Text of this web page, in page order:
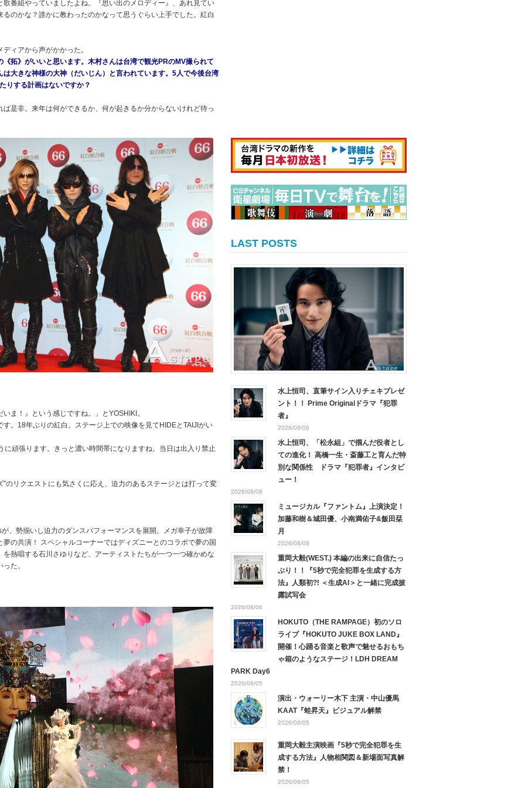
番組やっていましたよね。『思い出のメロディー』、あれ見てい
のかな？誰かに教わったのかなって思うぐらい上手でした。紅白
ィアから声がかかった。
拓》がいいと思います。木村さんは台湾で観光PRのMV撮られて
大きな神様の大神（だいじん）と言われています。5人で今後台湾
りする計画はないですか？
是非。来年は何ができるか、何が起きるか分からないけれど待っ
ま！』という感じですね。」とYOSHIKI。
。18年ぶりの紅白。ステージ上での映像を見てHIDEとTAIJIがい
頑張ります。きっと濃い時間帯になりますね。当日は出入り禁止
のリクエストにも気さくに応え、迫力のあるステージとは打って変
、勢揃いし迫力のダンスパフォーマンスを展開。メガ幸子が故障
の共演！ スペシャルコーナーではディズニーとのコラボで夢の国
熱唱する石川さゆりなど、アーティストたちが一つ一つ確かめな
た。
LAST POSTS
水上恒司、直筆サイン入りチェキプレゼ
ント！！ Prime Originalドラマ『犯罪
者』
2026/08/06
水上恒司、「松永組」で掴んだ役者とし
ての進化！ 高橋一生・斎藤工と育んだ特
別な関係性 ドラマ『犯罪者』インタビ
ュー！
2026/08/06
ミュージカル『ファントム』上演決定！
加藤和樹＆城田優、小南満佑子&飯田栞
月
2026/08/06
重岡大毅(WEST.) 本編の出来に自信たっ
ぷり！！『5秒で完全犯罪を生成する方
法』人類初?! ＜生成AI＞と一緒に完成披
露試写会
2026/08/06
HOKUTO（THE RAMPAGE）初のソロ
ライブ『HOKUTO JUKE BOX LAND』
開催！心踊る音楽と歌声で魅せるおもち
ゃ箱のようなステージ！LDH DREAM
PARK Day6
2026/08/05
演出・ウォーリー木下 主演・中山優馬
KAAT『蛙昇天』ビジュアル解禁
2026/08/05
重岡大毅主演映画『5秒で完全犯罪を生
成する方法』人物相関図＆新場面写真解
禁！
2026/08/05